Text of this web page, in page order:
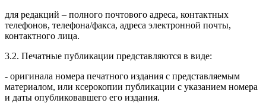
для редакций – полного почтового адреса, контактных
телефонов, телефона/факса, адреса электронной почты,
контактного лица.
3.2. Печатные публикации представляются в виде:
- оригинала номера печатного издания с представляемым
материалом, или ксерокопии публикации с указанием номера
и даты опубликовавшего его издания.